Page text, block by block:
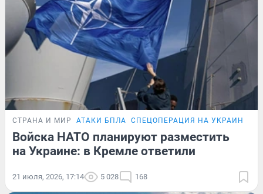
СТРАНА И МИР АТАКИ БПЛА СПЕЦОПЕРАЦИЯ НА УКРАИНЕ
Войска НАТО планируют разместить
на Украине: в Кремле ответили
21 июля, 2026, 17:14 5 028 168